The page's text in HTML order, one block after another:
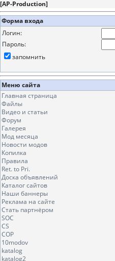
[AP-Production]
Форма входа
Логин:
Пароль:
запомнить
Меню сайта
Главная страница
Файлы
Видео и статьи
Форум
Галерея
Мод месяца
Новости модов
Копилка
Правила
Ret. to Pri.
Доска объявлений
Каталог сайтов
Наши баннеры
Реклама на сайте
Стать партнёром
SOC
CS
COP
10modov
katalog
katalog2